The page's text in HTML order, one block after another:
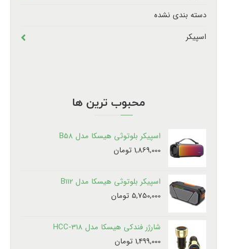
دسته بندی نشده
اسپیکر
محبوب ترین ها
اسپیکر بلوتوثی هیسکا مدل B58
1,869,000 تومان
اسپیکر بلوتوثی هیسکا مدل B112
5,750,000 تومان
شارژر فندکی هیسکا مدل HCC-318
1,499,000 تومان